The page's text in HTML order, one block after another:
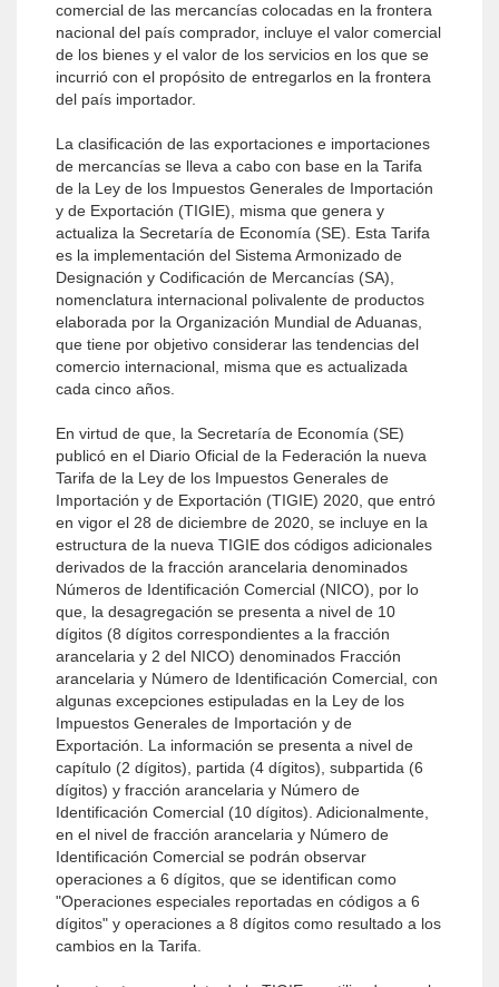
comercial de las mercancías colocadas en la frontera
nacional del país comprador, incluye el valor comercial
de los bienes y el valor de los servicios en los que se
incurrió con el propósito de entregarlos en la frontera
del país importador.
La clasificación de las exportaciones e importaciones
de mercancías se lleva a cabo con base en la Tarifa
de la Ley de los Impuestos Generales de Importación
y de Exportación (TIGIE), misma que genera y
actualiza la Secretaría de Economía (SE). Esta Tarifa
es la implementación del Sistema Armonizado de
Designación y Codificación de Mercancías (SA),
nomenclatura internacional polivalente de productos
elaborada por la Organización Mundial de Aduanas,
que tiene por objetivo considerar las tendencias del
comercio internacional, misma que es actualizada
cada cinco años.
En virtud de que, la Secretaría de Economía (SE)
publicó en el Diario Oficial de la Federación la nueva
Tarifa de la Ley de los Impuestos Generales de
Importación y de Exportación (TIGIE) 2020, que entró
en vigor el 28 de diciembre de 2020, se incluye en la
estructura de la nueva TIGIE dos códigos adicionales
derivados de la fracción arancelaria denominados
Números de Identificación Comercial (NICO), por lo
que, la desagregación se presenta a nivel de 10
dígitos (8 dígitos correspondientes a la fracción
arancelaria y 2 del NICO) denominados Fracción
arancelaria y Número de Identificación Comercial, con
algunas excepciones estipuladas en la Ley de los
Impuestos Generales de Importación y de
Exportación. La información se presenta a nivel de
capítulo (2 dígitos), partida (4 dígitos), subpartida (6
dígitos) y fracción arancelaria y Número de
Identificación Comercial (10 dígitos). Adicionalmente,
en el nivel de fracción arancelaria y Número de
Identificación Comercial se podrán observar
operaciones a 6 dígitos, que se identifican como
"Operaciones especiales reportadas en códigos a 6
dígitos" y operaciones a 8 dígitos como resultado a los
cambios en la Tarifa.